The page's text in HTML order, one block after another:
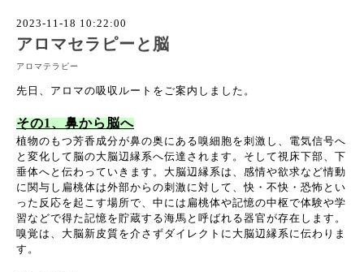
2023-11-18 10:22:00
アロマセラピーと脳
アロマテラピー
先日、アロマの吸収ルートをご案内しました。
その1、鼻から脳へ
植物のもつ芳香成分が鼻の奥にある嗅細胞を刺激し、電気信号へ
と変化して脳の大脳辺縁系へ伝達されます。そして視床下部、下
垂体へと伝わっていきます。大脳辺縁系は、感情や欲求など情動
に関与し扁桃体は外部からの刺激に対して、快・不快・恐怖とい
った反応を起こす場所で、中には扁桃体や記憶の中枢で体験や学
習などで得た記憶を貯蔵する海馬と呼ばれる器官が存在します。
嗅覚は、大脳新皮質を介さずダイレクトに大脳辺縁系に伝わりま
す。